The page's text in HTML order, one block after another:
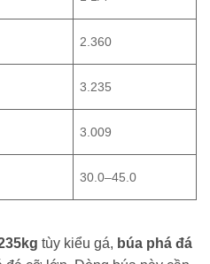
2.360
3.235
3.009
30.0–45.0
tùy kiểu gá, búa phá đá